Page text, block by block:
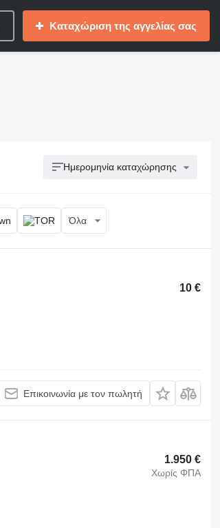
Καταχώριση της αγγελίας σας
Ημερομηνία καταχώρησης
Όλα
10 €
Επικοινωνία με τον πωλητή
1.950 €
Χωρίς ΦΠΑ